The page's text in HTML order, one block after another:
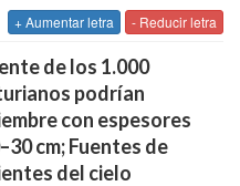
+ Aumentar letra - Reducir letra
de los 1.000
podrían
con espesores
cm; Fuentes de
del cielo